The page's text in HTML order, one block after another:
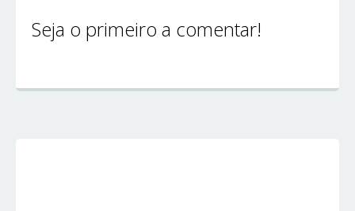
Seja o primeiro a comentar!